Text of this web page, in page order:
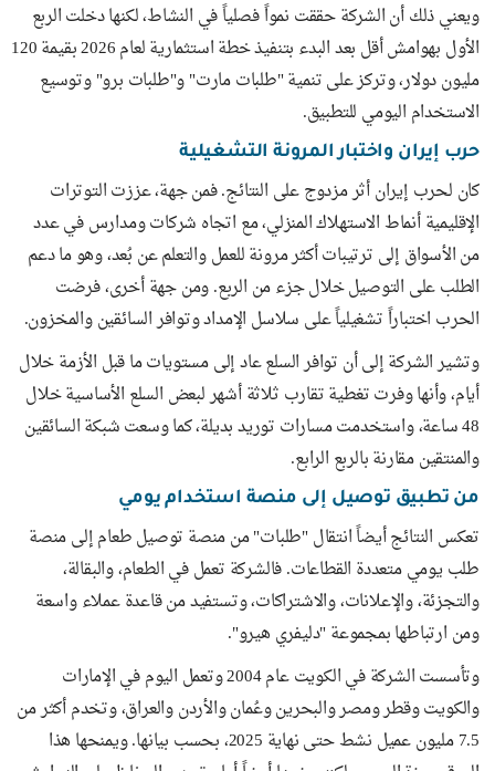
ويعني ذلك أن الشركة حققت نمواً فصلياً في النشاط، لكنها دخلت الربع
الأول بهوامش أقل بعد البدء بتنفيذ خطة استثمارية لعام 2026 بقيمة 120
مليون دولار، وتركز على تنمية "طلبات مارت" و"طلبات برو" وتوسيع
الاستخدام اليومي للتطبيق.
حرب إيران واختبار المرونة التشغيلية
كان لحرب إيران أثر مزدوج على النتائج. فمن جهة، عززت التوترات
الإقليمية أنماط الاستهلاك المنزلي، مع اتجاه شركات ومدارس في عدد
من الأسواق إلى ترتيبات أكثر مرونة للعمل والتعلم عن بُعد، وهو ما دعم
الطلب على التوصيل خلال جزء من الربع. ومن جهة أخرى، فرضت
الحرب اختباراً تشغيلياً على سلاسل الإمداد وتوافر السائقين والمخزون.
وتشير الشركة إلى أن توافر السلع عاد إلى مستويات ما قبل الأزمة خلال
أيام، وأنها وفرت تغطية تقارب ثلاثة أشهر لبعض السلع الأساسية خلال
48 ساعة، واستخدمت مسارات توريد بديلة، كما وسعت شبكة السائقين
والمنتقين مقارنة بالربع الرابع.
من تطبيق توصيل إلى منصة استخدام يومي
تعكس النتائج أيضاً انتقال "طلبات" من منصة توصيل طعام إلى منصة
طلب يومي متعددة القطاعات. فالشركة تعمل في الطعام، والبقالة،
والتجزئة، والإعلانات، والاشتراكات، وتستفيد من قاعدة عملاء واسعة
ومن ارتباطها بمجموعة "دليفري هيرو".
وتأسست الشركة في الكويت عام 2004 وتعمل اليوم في الإمارات
والكويت وقطر ومصر والبحرين وعُمان والأردن والعراق، وتخدم أكثر من
7.5 مليون عميل نشط حتى نهاية 2025، بحسب بيانها. ويمنحها هذا